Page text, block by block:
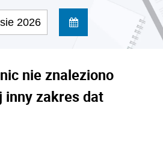
2026
nie znaleziono
inny zakres dat